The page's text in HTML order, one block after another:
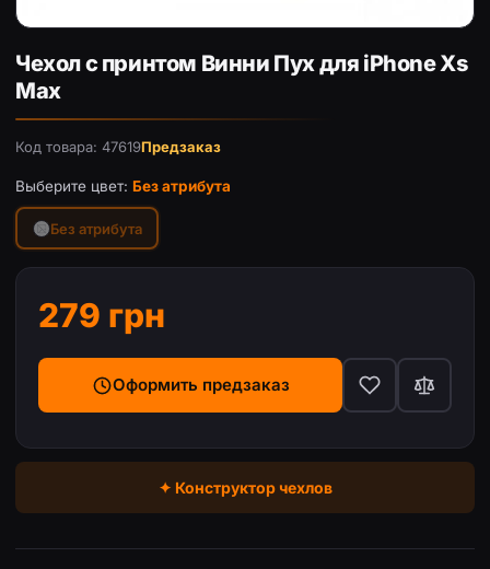
Чехол с принтом Винни Пух для iPhone Xs Max
Чехол с принтом Винни Пух для iPhone Xs
Max
Код товара: 47619Предзаказ
Выберите цвет: Без атрибута
Без атрибута
279 грн
Оформить предзаказ
✦ Конструктор чехлов